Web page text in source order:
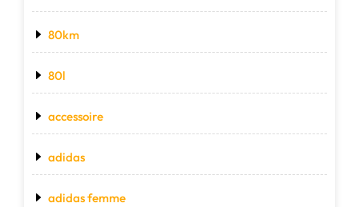
80km
80l
accessoire
adidas
adidas femme